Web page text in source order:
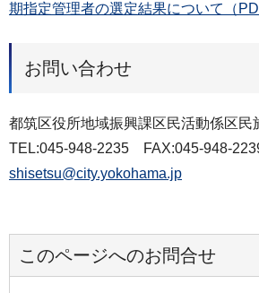
期指定管理者の選定結果について（
お問い合わせ
都筑区役所地域振興課区民活動係区民
TEL:045-948-2235 FAX:045-948-
shisetsu@city.yokohama.jp
このページへのお問合せ